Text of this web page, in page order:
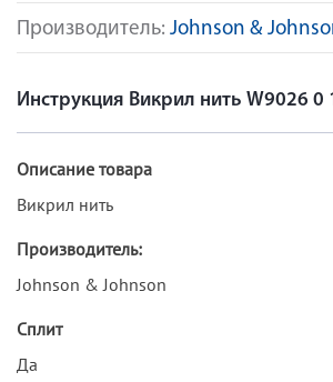
Производитель: Johnson &
Инструкция Викрил нить W9026 0
Описание товара
Викрил нить
Производитель:
Johnson & Johnson
Сплит
Да